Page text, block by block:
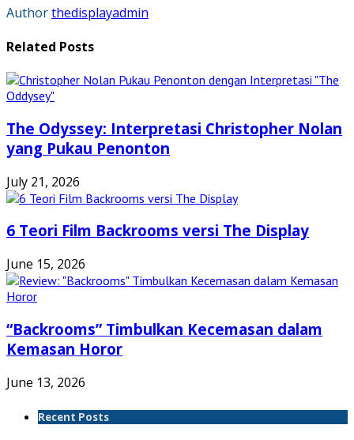
Authorthedisplayadmin
Related Posts
The Odyssey: Interpretasi Christopher Nolan
yang Pukau Penonton
July 21, 2026
6 Teori Film Backrooms versi The Display
June 15, 2026
“Backrooms” Timbulkan Kecemasan dalam
Kemasan Horor
June 13, 2026
Recent Posts